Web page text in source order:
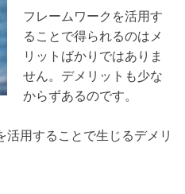
フレームワークを活用す
ることで得られるのはメ
リットばかりではありま
せん。デメリットも少な
からずあるのです。
活用することで生じるデメリ